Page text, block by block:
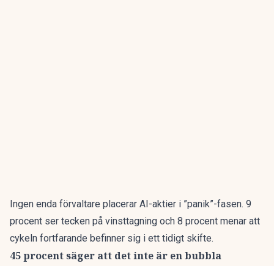
Ingen enda förvaltare placerar AI-aktier i ”panik”-fasen. 9
procent ser tecken på vinsttagning och 8 procent menar att
cykeln fortfarande befinner sig i ett tidigt skifte.
45 procent säger att det inte är en bubbla